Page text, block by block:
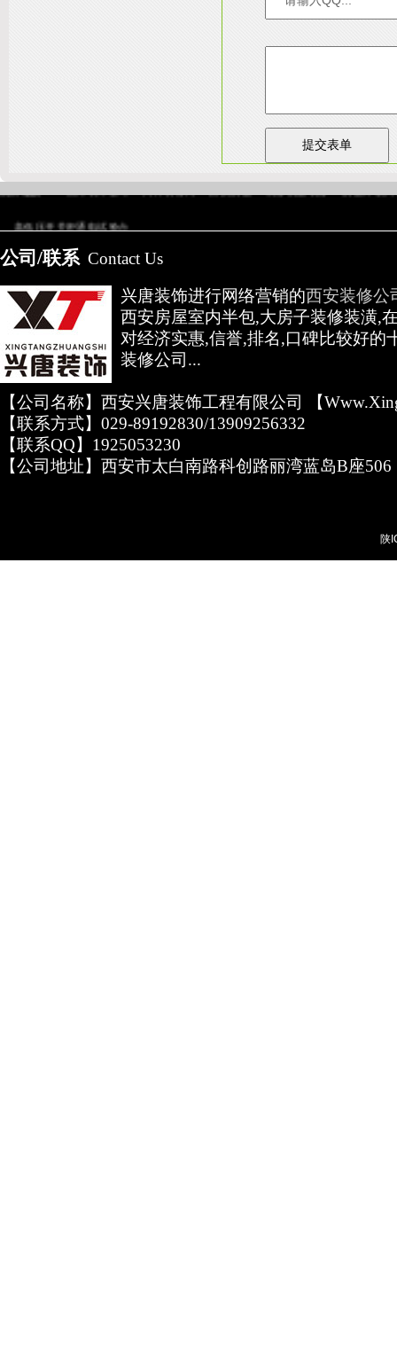
西安别墅 成都别墅装修 别墅样板
公司/联系 Contact Us
兴唐装饰进行网络营销的西安装修公
西安房屋室内半包,大房子装修装潢,
对经济实惠,信誉,排名,口碑比较好的
装修公司...
【公司名称】西安兴唐装饰工程有限公司 【
【联系方式】029-89192830/13909256332
【联系QQ】1925053230
【公司地址】西安市太白南路科创路丽湾蓝岛B座506
陕